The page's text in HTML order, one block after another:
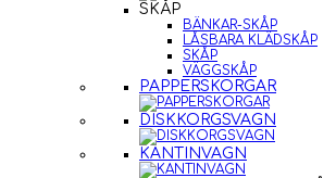
SKÅP
BÄNKAR-SKÅP
LÅSBARA KLÄDSKÅP
SKÅP
VÄGGSKÅP
PAPPERSKORGAR
DISKKORGSVAGN
KANTINVAGN